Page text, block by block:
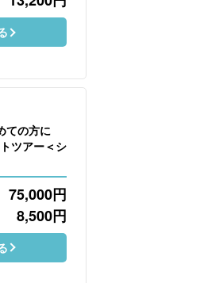
ての方に
ツアー＜シ
75,000円
8,500円